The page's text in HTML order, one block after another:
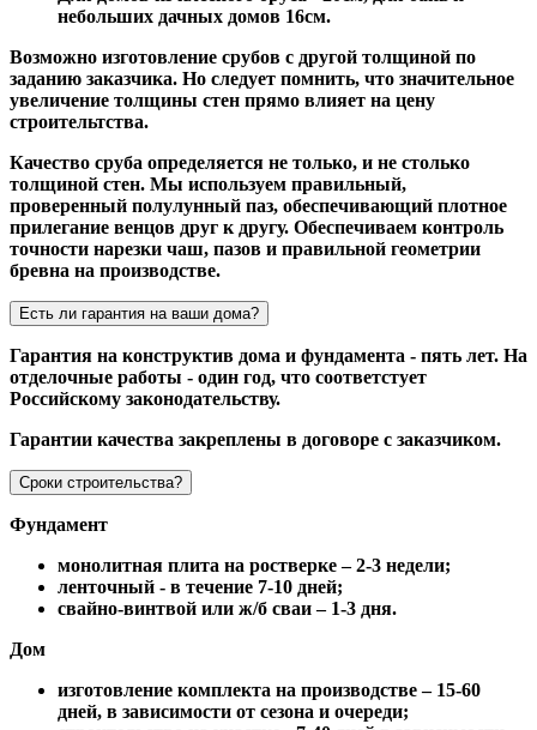
небольших дачных домов 16см.
Возможно изготовление срубов с другой толщиной по
заданию заказчика. Но следует помнить, что значительное
увеличение толщины стен прямо влияет на цену
строительтства.
Качество сруба определяется не только, и не столько
толщиной стен. Мы используем правильный,
проверенный полулунный паз, обеспечивающий плотное
прилегание венцов друг к другу. Обеспечиваем контроль
точности нарезки чаш, пазов и правильной геометрии
бревна на производстве.
Есть ли гарантия на ваши дома?
Гарантия на конструктив дома и фундамента - пять лет. На
отделочные работы - один год, что соответстует
Российскому законодательству.
Гарантии качества закреплены в договоре с заказчиком.
Сроки строительства?
Фундамент
монолитная плита на ростверке – 2-3 недели;
ленточный - в течение 7-10 дней;
свайно-винтвой или ж/б сваи – 1-3 дня.
Дом
изготовление комплекта на производстве – 15-60
дней, в зависимости от сезона и очереди;